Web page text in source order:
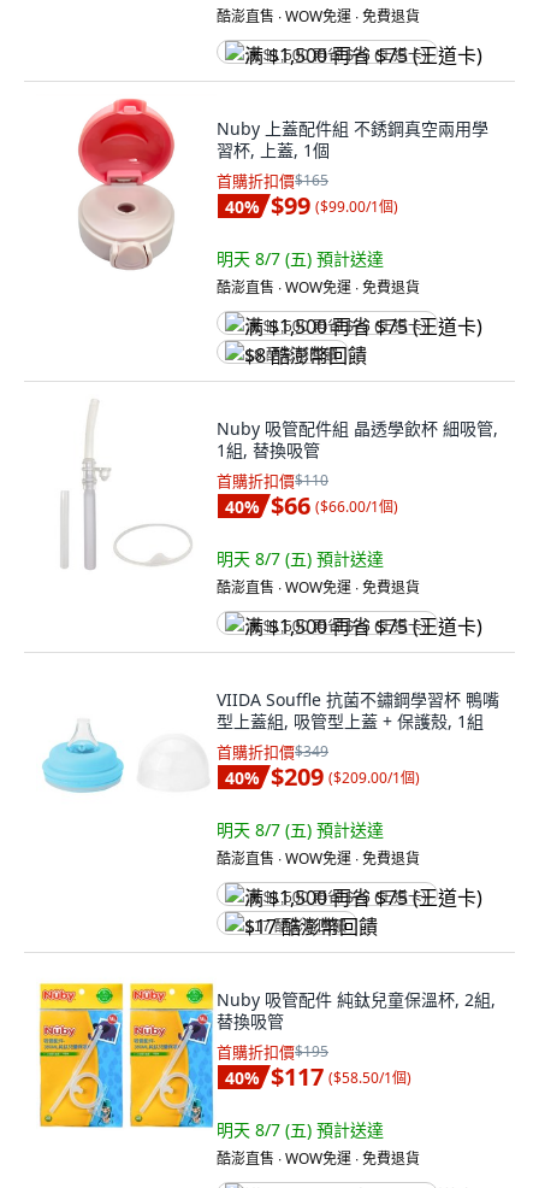
酷澎直售 ∙ WOW免運 ∙ 免費退貨
满 $1,500 再省 $75 (王道卡)
Nuby 上蓋配件組 不銹鋼真空兩用學
習杯, 上蓋, 1個
首購折扣價$165
40% $99 ($99.00/1個)
明天 8/7 (五) 預計送達
酷澎直售 ∙ WOW免運 ∙ 免費退貨
满 $1,500 再省 $75 (王道卡)
$8 酷澎幣回饋
Nuby 吸管配件組 晶透學飲杯 細吸管,
1組, 替換吸管
首購折扣價$110
40% $66 ($66.00/1個)
明天 8/7 (五) 預計送達
酷澎直售 ∙ WOW免運 ∙ 免費退貨
满 $1,500 再省 $75 (王道卡)
VIIDA Souffle 抗菌不鏽鋼學習杯 鴨嘴
型上蓋組, 吸管型上蓋 + 保護殼, 1組
首購折扣價$349
40% $209 ($209.00/1個)
明天 8/7 (五) 預計送達
酷澎直售 ∙ WOW免運 ∙ 免費退貨
满 $1,500 再省 $75 (王道卡)
$17 酷澎幣回饋
Nuby 吸管配件 純鈦兒童保溫杯, 2組,
替換吸管
首購折扣價$195
40% $117 ($58.50/1個)
明天 8/7 (五) 預計送達
酷澎直售 ∙ WOW免運 ∙ 免費退貨